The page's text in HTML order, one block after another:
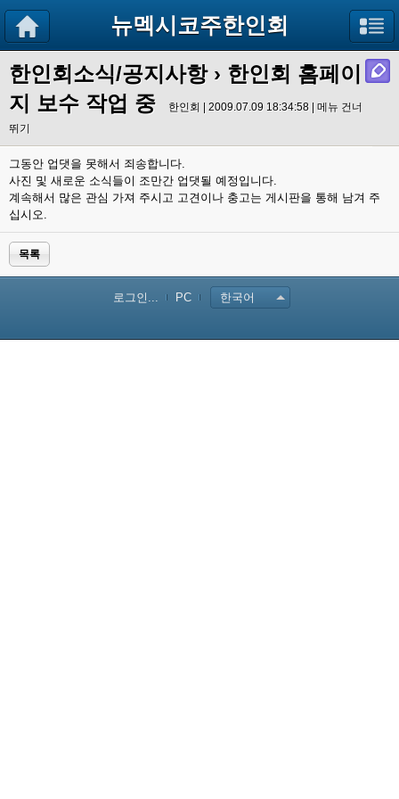
뉴멕시코주한인회
한인회소식/공지사항› 한인회 홈페이
지 보수 작업 중
한인회 | 2009.07.09 18:34:58 | 메뉴 건너
뛰기
그동안 업댓을 못해서 죄송합니다.
사진 및 새로운 소식들이 조만간 업댓될 예정입니다.
계속해서 많은 관심 가져 주시고 고견이나 충고는 게시판을 통해 남겨 주
십시오.
목록
로그인... PC 한국어